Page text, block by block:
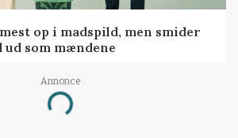
op i madspild, men smider
ud som mændene
Annonce
Loading...